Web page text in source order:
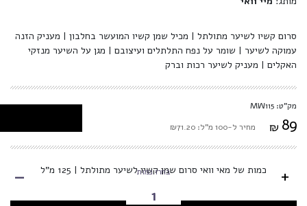
סרום קשיו לשיער מתולתל | מכיל שמן קשיו המועשר בחלבון | מעניק הזנה
עמוקה לשיער | שומר על נפח התלתלים ועיצובם | מגן על השיער מנזקי
האקלים | מעניק לשיער רכות וברק
מק"ט: MW115
₪ 89 מחיר ל-100 מ"ל: ₪71.20
+ כמות של מאי וואי סרום שמן קשיו לשיער מתולתל | 125 מ"ל
בחרו כמות -